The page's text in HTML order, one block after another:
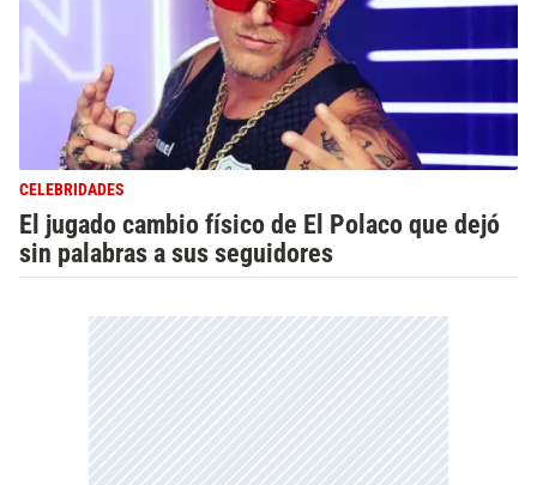
CELEBRIDADES
El jugado cambio físico de El Polaco que dejó
sin palabras a sus seguidores